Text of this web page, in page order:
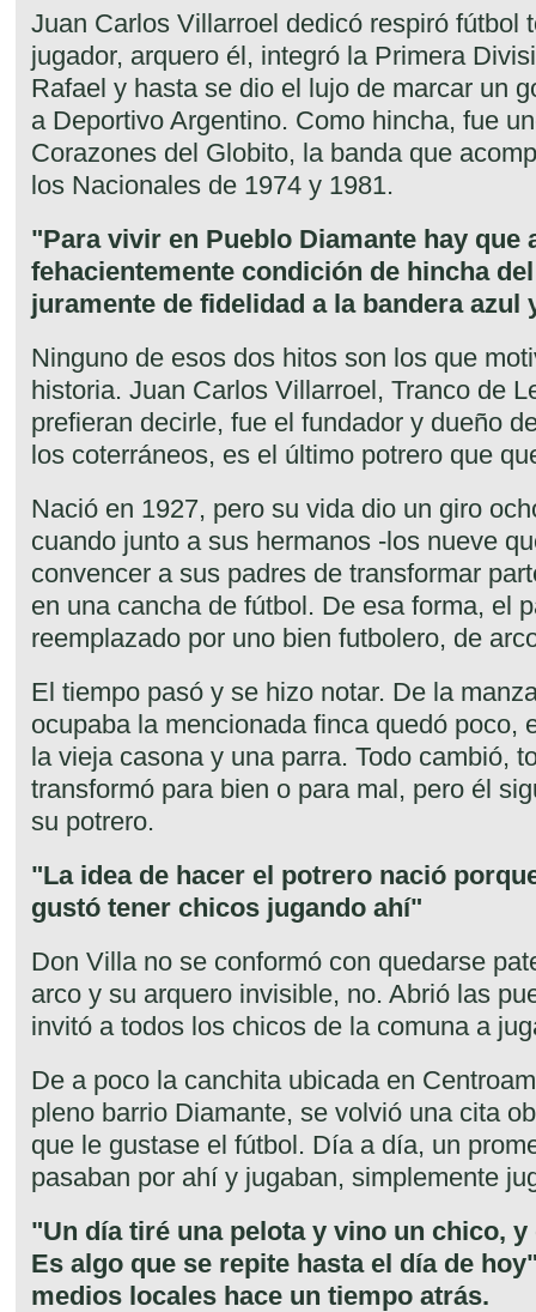
Juan Carlos Villarroel dedicó respiró fútbol
jugador, arquero él, integró la Primera
Rafael y hasta se dio el lujo de marcar un
a Deportivo Argentino. Como hincha, fue
Corazones del Globito, la banda que
los Nacionales de 1974 y 1981.
"Para vivir en Pueblo Diamante hay que
fehacientemente condición de hincha
juramente de fidelidad a la bandera azul
Ninguno de esos dos hitos son los que
historia. Juan Carlos Villarroel, Tranco de
prefieran decirle, fue el fundador y dueño
los coterráneos, es el último potrero que
Nació en 1927, pero su vida dio un giro
cuando junto a sus hermanos -los nueve
convencer a sus padres de transformar
en una cancha de fútbol. De esa forma, el
reemplazado por uno bien futbolero, de
El tiempo pasó y se hizo notar. De la
ocupaba la mencionada finca quedó poco,
la vieja casona y una parra. Todo cambió,
transformó para bien o para mal, pero él
su potrero.
"La idea de hacer el potrero nació
gustó tener chicos jugando ahí"
Don Villa no se conformó con quedarse
arco y su arquero invisible, no. Abrió las
invitó a todos los chicos de la comuna a
De a poco la canchita ubicada en
pleno barrio Diamante, se volvió una cita
que le gustase el fútbol. Día a día, un
pasaban por ahí y jugaban, simplemente
"Un día tiré una pelota y vino un chico,
Es algo que se repite hasta el día de
medios locales hace un tiempo atrás.